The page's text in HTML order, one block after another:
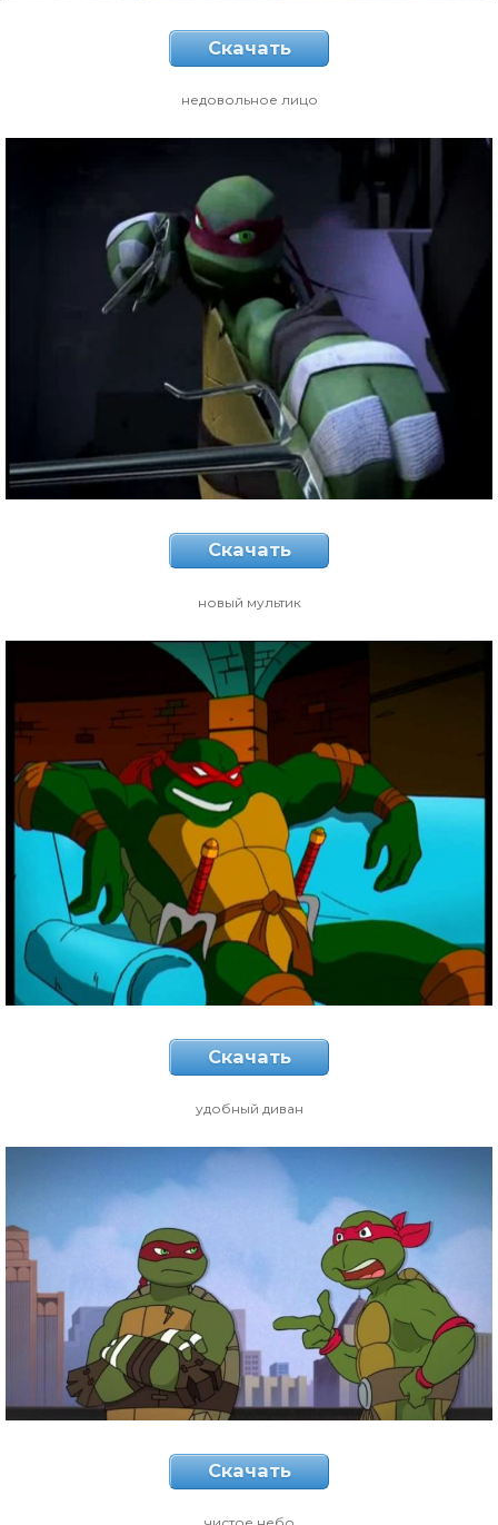
Скачать
недовольное лицо
Скачать
новый мультик
Скачать
удобный диван
Скачать